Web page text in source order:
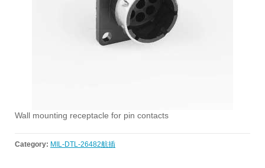
Wall mounting receptacle for pin contacts
Category: MIL-DTL-26482航插